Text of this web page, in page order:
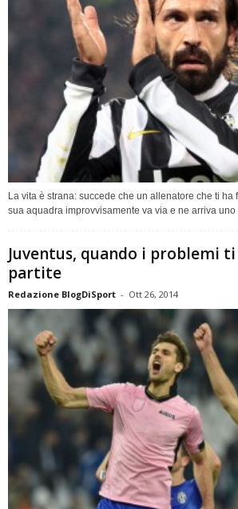
La vita è strana: succede che un allenatore che ti ha
sua aquadra improvvisamente va via e ne arriva uno
Juventus, quando i problemi
partite
Redazione BlogDiSport - Ott 26, 2014